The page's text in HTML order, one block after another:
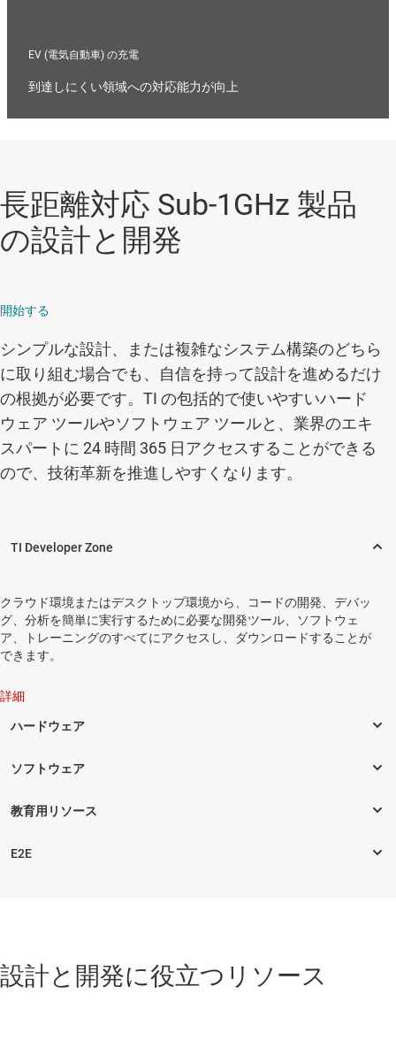
EV (電気自動車) の充電
到達しにくい領域への対応能力が向上
長距離対応 Sub-1GHz 製品
の設計と開発
開始する
シンプルな設計、または複雑なシステム構築のどちら
に取り組む場合でも、自信を持って設計を進めるだけ
の根拠が必要です。TI の包括的で使いやすいハード
ウェア ツールやソフトウェア ツールと、業界のエキ
スパートに 24 時間 365 日アクセスすることができる
ので、技術革新を推進しやすくなります。
クラウド環境またはデスクトップ環境から、コードの開発、デバッ
グ、分析を簡単に実行するために必要な開発ツール、ソフトウェ
ア、トレーニングのすべてにアクセスし、ダウンロードすることが
できます。
詳細
設計と開発に役立つリソース